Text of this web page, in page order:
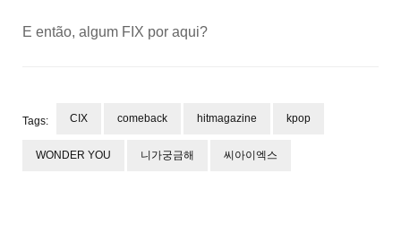
E então, algum FIX por aqui?
Tags: CIX comeback hitmagazine kpop
WONDER YOU 니가궁금해 씨아이엑스